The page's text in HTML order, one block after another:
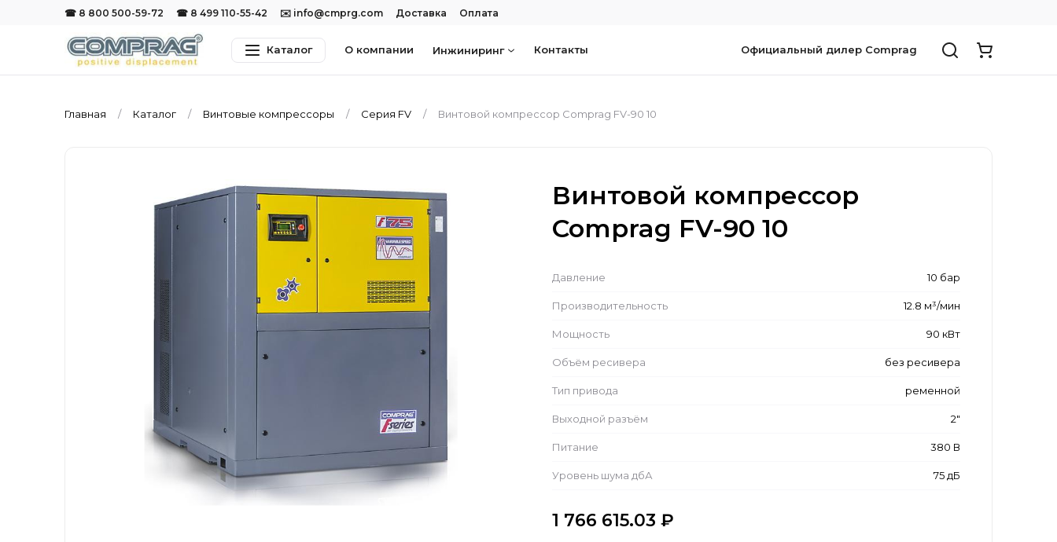
☎ 8 800 500-59-72 ☎ 8 499 110-55-42 ✉️ info@cmprg.com Доставка Оплата
Каталог О компании Инжиниринг Контакты Официальный дилер Comprag
Главная Каталог Винтовые компрессоры Серия FV Винтовой компрессор Comprag FV-90 10
Винтовой компрессор
Comprag FV-90 10
Давление 10 бар
Производительность 12.8 м³/мин
Мощность 90 кВт
Объём ресивера без ресивера
Тип привода ременной
Выходной разъём 2"
Питание 380 В
Уровень шума дбА 75 дБ
1 766 615.03 ₽